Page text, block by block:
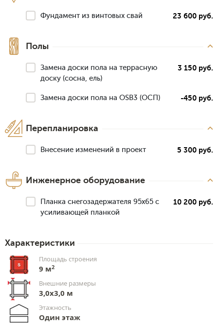
Фундамент из винтовых свай 23 600 руб.
Полы
Замена доски пола на террасную
доску (сосна, ель)
3 150 руб.
Замена доски пола на OSB3 (ОСП) -450 руб.
Перепланировка
Внесение изменений в проект 5 300 руб.
Инженерное оборудование
Планка снегозадержателя 95х65 с
усиливающей планкой
10 200 руб.
Характеристики
Площадь строения
9 м2
Внешние размеры
3,0x3,0 м
Этажность
Один этаж